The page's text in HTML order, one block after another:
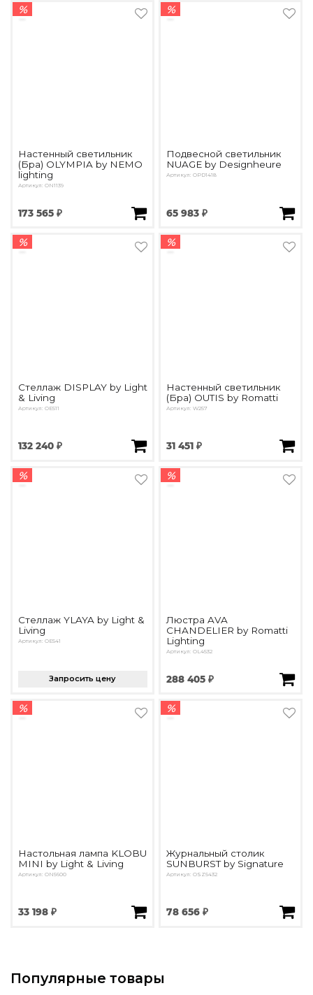
%
Настенный светильник
(Бра) OLYMPIA by NEMO
lighting
Артикул: ON1139
173 565 ₽
%
Подвесной светильник
NUAGE by Designheure
Артикул: OPD1418
65 983 ₽
%
Стеллаж DISPLAY by Light
& Living
Артикул: OE511
132 240 ₽
%
Настенный светильник
(Бра) OUTIS by Romatti
Артикул: W257
31 451 ₽
%
Стеллаж YLAYA by Light &
Living
Артикул: OE541
Запросить цену
%
Люстра AVA
CHANDELIER by Romatti
Lighting
Артикул: OL4532
288 405 ₽
%
Настольная лампа KLOBU
MINI by Light & Living
Артикул: ON5600
33 198 ₽
%
Журнальный столик
SUNBURST by Signature
Артикул: OSZ5432
78 656 ₽
Популярные товары